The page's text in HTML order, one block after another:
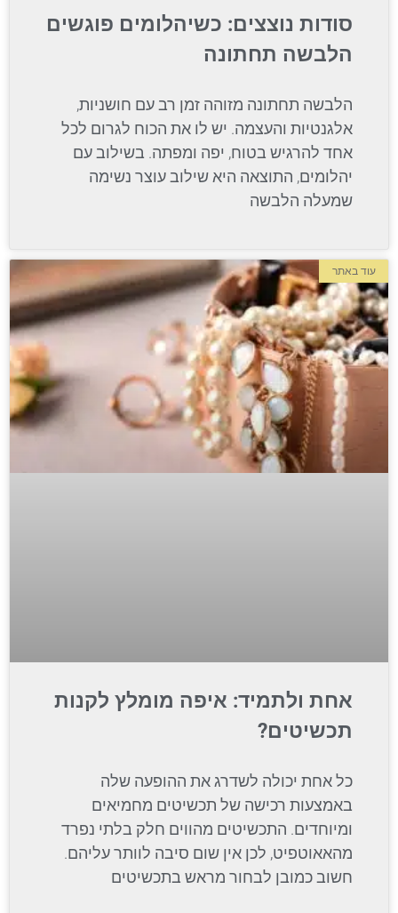
סודות נוצצים: כשיהלומים פוגשים
הלבשה תחתונה
הלבשה תחתונה מזוהה זמן רב עם חושניות,
אלגנטיות והעצמה. יש לו את הכוח לגרום לכל
אחד להרגיש בטוח, יפה ומפתה. בשילוב עם
יהלומים, התוצאה היא שילוב עוצר נשימה
שמעלה הלבשה
עוד באתר
אחת ולתמיד: איפה מומלץ לקנות
תכשיטים?
כל אחת יכולה לשדרג את ההופעה שלה
באמצעות רכישה של תכשיטים מחמיאים
ומיוחדים. התכשיטים מהווים חלק בלתי נפרד
מהאאוטפיט, לכן אין שום סיבה לוותר עליהם.
חשוב כמובן לבחור מראש בתכשיטים